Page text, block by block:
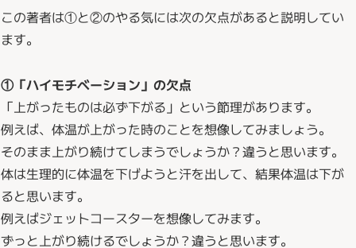
この著者は①と②のやる気には次の欠点があると説明してい
ます。
①「ハイモチベーション」の欠点
「上がったものは必ず下がる」という節理があります。
例えば、体温が上がった時のことを想像してみましょう。
そのまま上がり続けてしまうでしょうか？違うと思います。
体は生理的に体温を下げようと汗を出して、結果体温は下が
ると思います。
例えばジェットコースターを想像してみます。
ずっと上がり続けるでしょうか？違うと思います。